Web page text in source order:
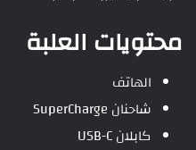
محتويات العلبة
الهاتف
شاحنان SuperCharge
كابلان USB-C